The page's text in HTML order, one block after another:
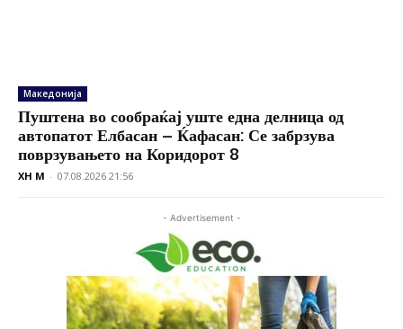
Македонија
Пуштена во сообраќај уште една делница од
автопатот Елбасан – Ќафасан: Се забрзува
поврзувањето на Коридорот 8
XH M - 07.08.2026 21:56
- Advertisement -